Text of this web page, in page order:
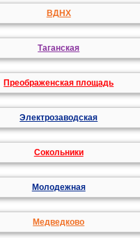
ВДНХ
Таганская
Преображенская площадь
Электрозаводская
Сокольники
Молодежная
Медведково